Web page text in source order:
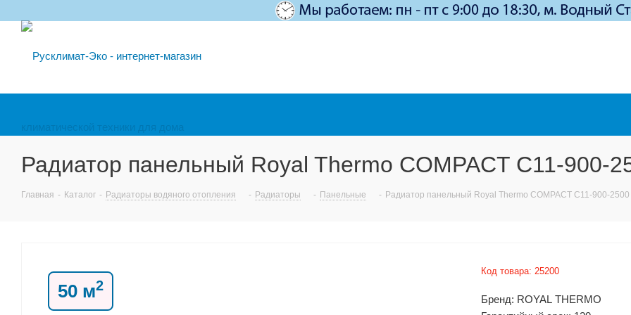
Радиатор панельный Royal Thermo COMPACT C11-900-
Главная - Каталог - Радиаторы водяного отопления - Радиаторы - Панельные - Радиатор панельный Royal Thermo COMPACT C11-900-
50 м2
Код товара: 25200
Бренд: ROYAL THERMO